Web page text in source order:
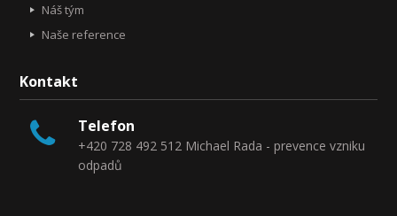
Náš tým
Naše reference
Kontakt
Telefon
+420 728 492 512 Michael Rada - prevence vzniku
odpadů